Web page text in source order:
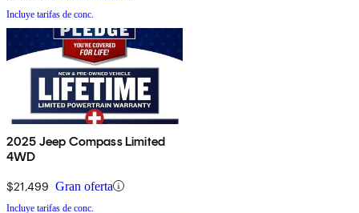
Incluye tarifas de conc.
2025 Jeep Compass Limited
4WD
$21,499 Gran oferta
Incluye tarifas de conc.